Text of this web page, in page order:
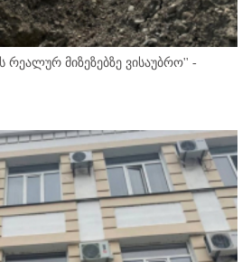
რეალურ მიზეზებზე ვისაუბრო'' -